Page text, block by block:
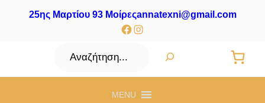
25ης Μαρτίου 93 Μοίρεςannatexni@gmail.com
Facebook
Instagram
Αναζήτηση
MENU